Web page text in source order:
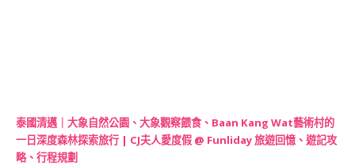
泰國清邁｜大象自然公園、大象觀察餵食、Baan Kang Wat藝術村的
一日深度森林探索旅行 | CJ夫人愛度假 @ Funliday 旅遊回憶、遊記攻
略、行程規劃